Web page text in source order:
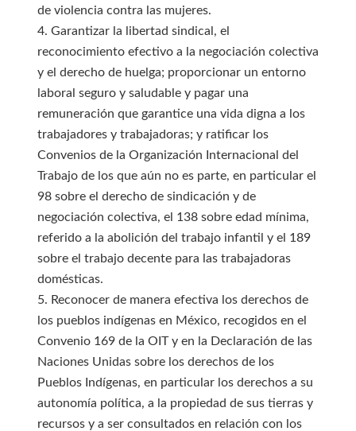
de violencia contra las mujeres.
4. Garantizar la libertad sindical, el
reconocimiento efectivo a la negociación colectiva
y el derecho de huelga; proporcionar un entorno
laboral seguro y saludable y pagar una
remuneración que garantice una vida digna a los
trabajadores y trabajadoras; y ratificar los
Convenios de la Organización Internacional del
Trabajo de los que aún no es parte, en particular el
98 sobre el derecho de sindicación y de
negociación colectiva, el 138 sobre edad mínima,
referido a la abolición del trabajo infantil y el 189
sobre el trabajo decente para las trabajadoras
domésticas.
5. Reconocer de manera efectiva los derechos de
los pueblos indígenas en México, recogidos en el
Convenio 169 de la OIT y en la Declaración de las
Naciones Unidas sobre los derechos de los
Pueblos Indígenas, en particular los derechos a su
autonomía política, a la propiedad de sus tierras y
recursos y a ser consultados en relación con los